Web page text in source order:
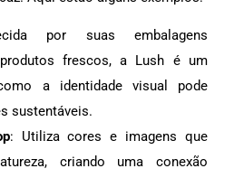
por suas embalagens
frescos, a Lush é um
a identidade visual pode
sustentáveis.
: Utiliza cores e imagens que
criando uma conexão